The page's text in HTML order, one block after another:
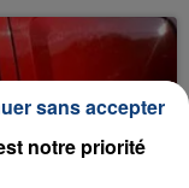
notre priorité
sans accepter